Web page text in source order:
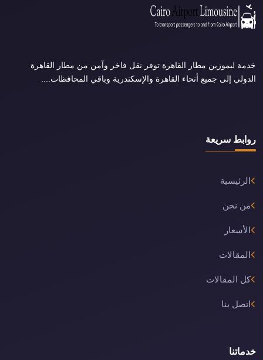
خدمة ليموزين مطار القاهرة توفر نقل فاخر وآمن من مطار القاهرة
الدولي إلى جميع أنحاء القاهرة والإسكندرية وباقي المحافظات....
روابط سريعة
الرئيسية
من نحن
الأسعار
المقالات
كل المقالات
اتصل بنا
خدماتنا